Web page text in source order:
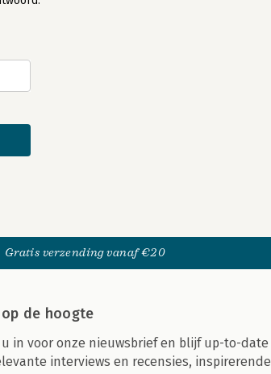
Gratis verzending vanaf €20
de hoogte
u in voor onze nieuwsbrief en blijf up-to-date
interviews en recensies, inspirerende